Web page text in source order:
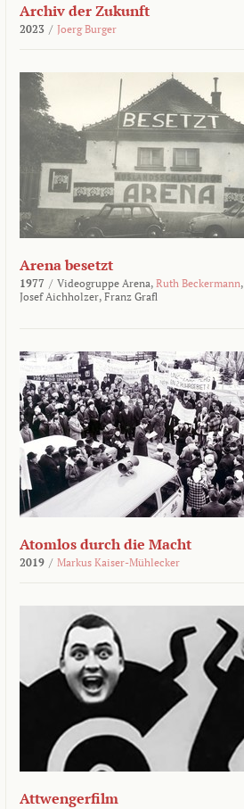
Archiv der Zukunft
2023 / Joerg Burger
Arena besetzt
1977 / Videogruppe Arena, Ruth Beckermann,
Josef Aichholzer, Franz Grafl
Atomlos durch die Macht
2019 / Markus Kaiser-Mühlecker
Attwengerfilm